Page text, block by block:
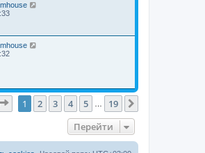
Страница1 из 19
1 2 3 4 5 19
Перейти